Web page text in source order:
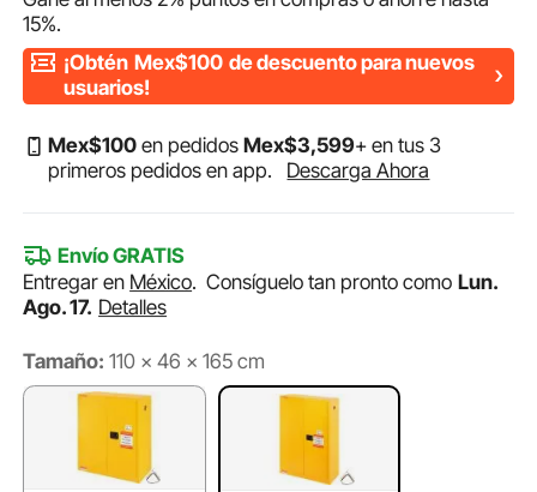
15%.
¡Obtén Mex$100 de descuento para nuevos
usuarios!
Mex$100en pedidosMex$3,599+ en tus 3
primeros pedidos en app. Descarga Ahora
Envío GRATIS
Entregar en México.Consíguelo tan pronto como Lun.
Ago. 17. Detalles
Tamaño: 110 x 46 x 165 cm